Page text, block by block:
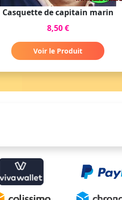
Casquette de capitain marin
8,50 €
Voir le Produit